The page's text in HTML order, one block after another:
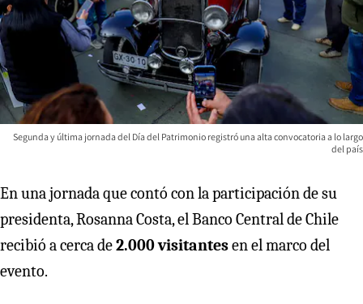
Segunda y última jornada del Día del Patrimonio registró una alta convocatoria a lo largo
del país
En una jornada que contó con la participación de su
presidenta, Rosanna Costa, el Banco Central de Chile
recibió a cerca de2.000 visitantesen el marco del
evento.